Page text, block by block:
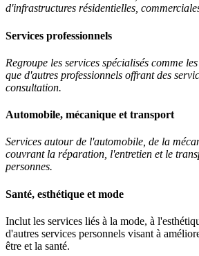
d'infrastructures résidentielles,
Services professionnels
Regroupe les services spécialisés comme
que d'autres professionnels offrant des
consultation.
Automobile, mécanique et transport
Services autour de l'automobile, de la
couvrant la réparation, l'entretien et le
personnes.
Santé, esthétique et mode
Inclut les services liés à la mode, à
d'autres services personnels visant à
être et la santé.